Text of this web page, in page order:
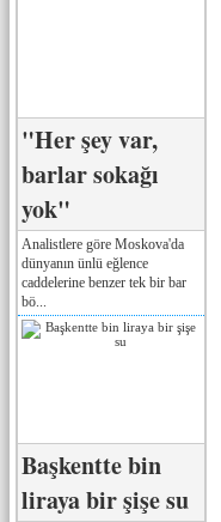
"Her şey var,
barlar sokağı
yok"
Analistlere göre Moskova'da
dünyanın ünlü eğlence
caddelerine benzer tek bir bar
bö...
Başkentte bin
liraya bir şişe su